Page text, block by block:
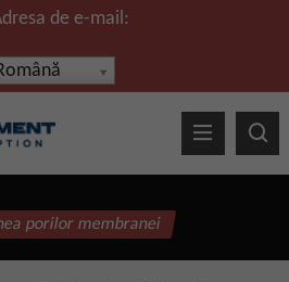
de e-mail:
porilor membranei